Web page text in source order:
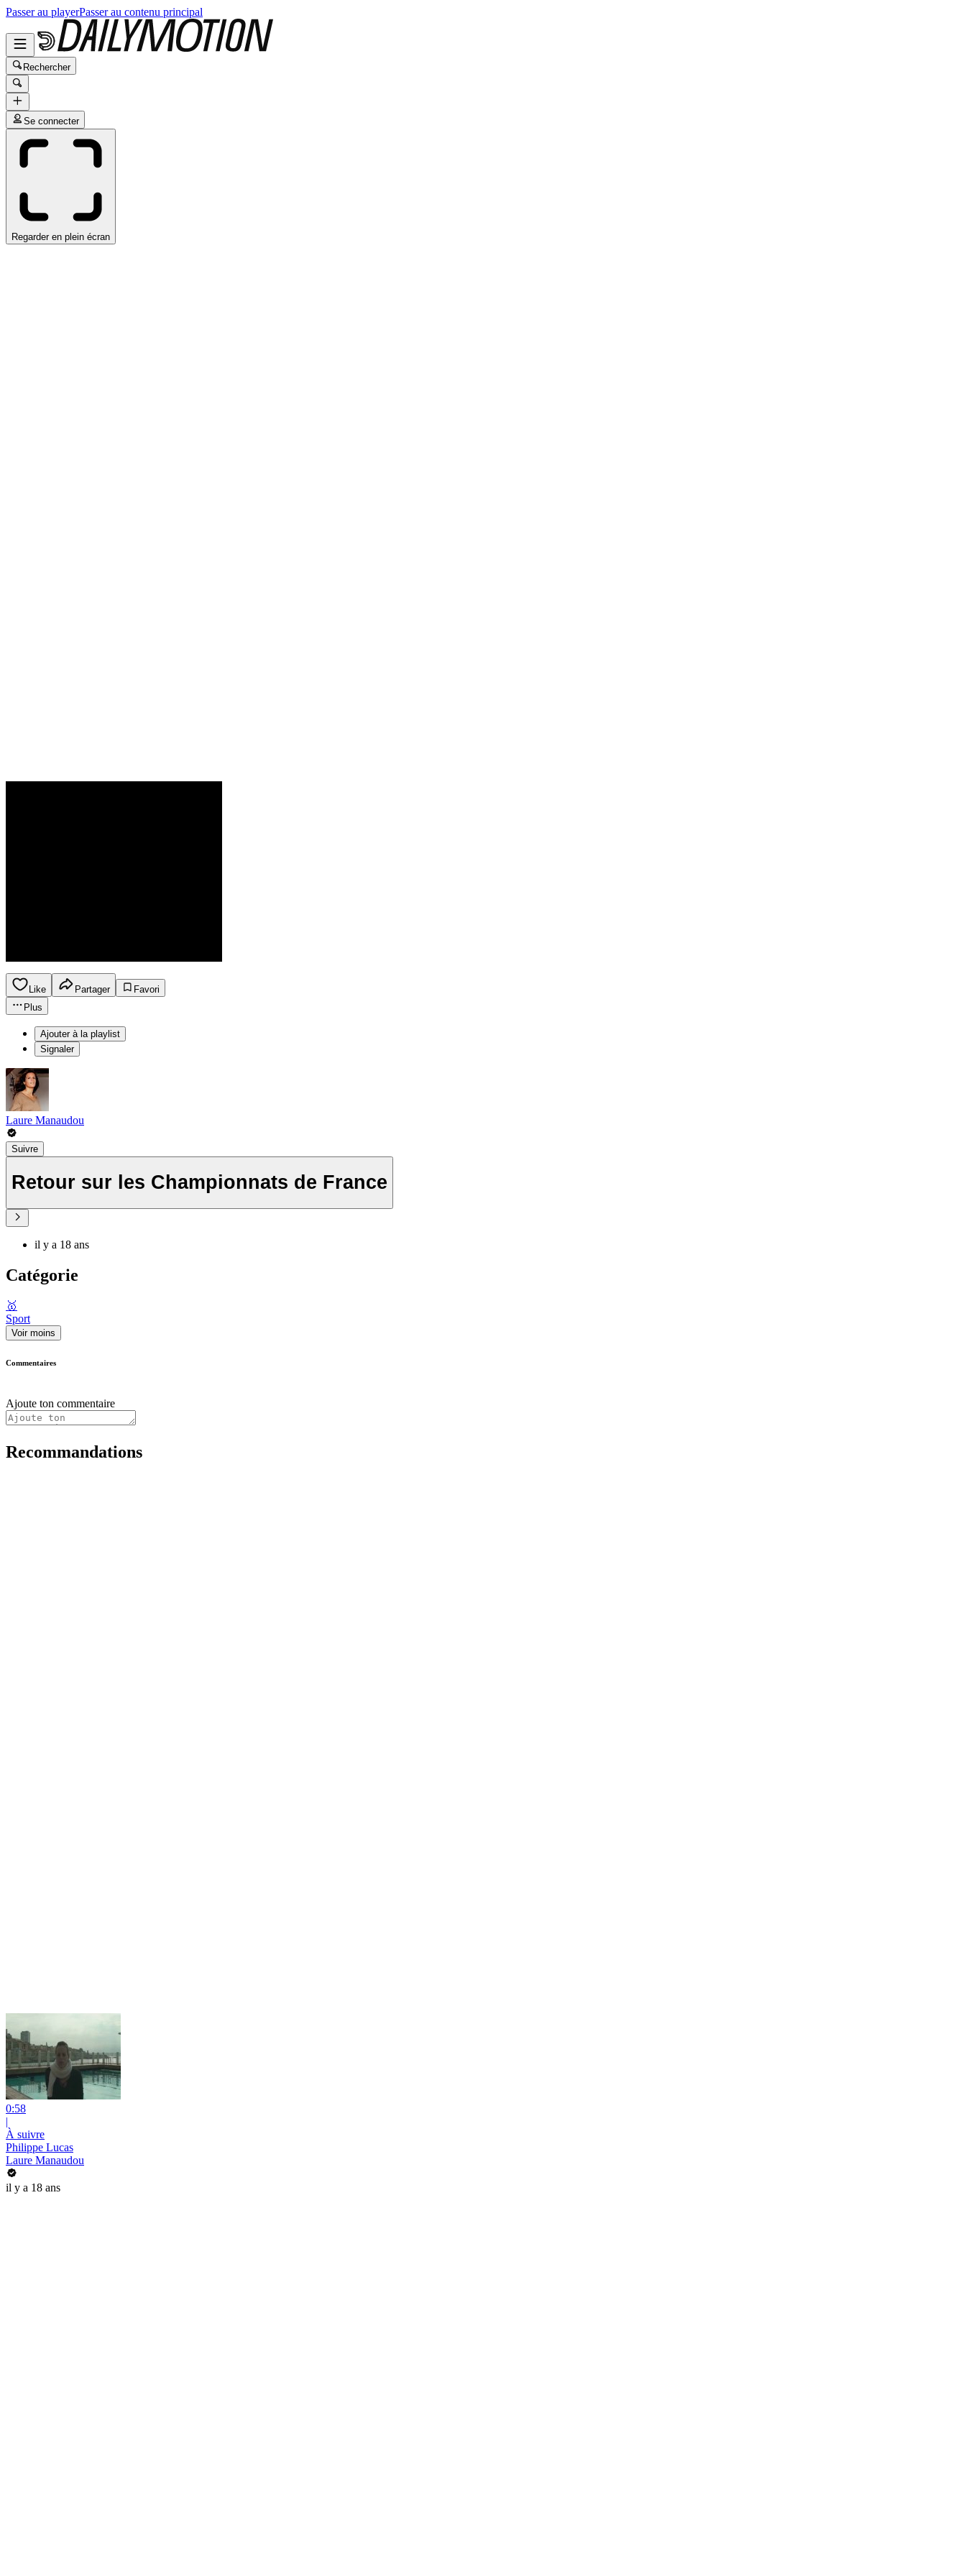
Passer au playerPasser au contenu principal
Rechercher
Se connecter
Regarder en plein écran
Like Partager
Favori
Plus
Ajouter à la playlist
Signaler
Laure Manaudou
Suivre
Retour sur les Championnats de France
il y a 18 ans
Catégorie
🥇
Sport
Voir moins
Commentaires
Ajoute ton commentaire
Recommandations
0:58
|
À suivre
Philippe Lucas
Laure Manaudou
il y a 18 ans